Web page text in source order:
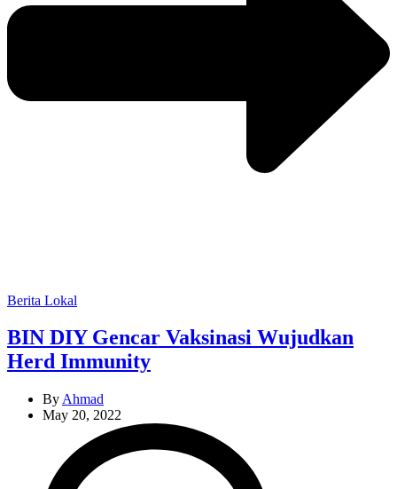
Categories
Berita Lokal
BIN DIY Gencar Vaksinasi Wujudkan
Herd Immunity
By Ahmad
May 20, 2022